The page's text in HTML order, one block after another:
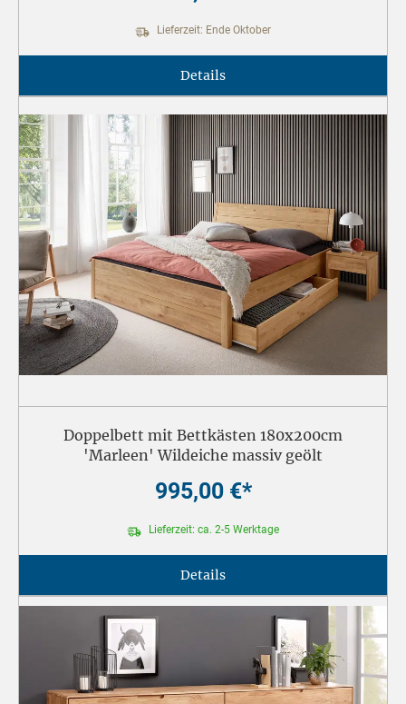
Lieferzeit: Ende Oktober
Details
Doppelbett mit Bettkästen 180x200cm
'Marleen' Wildeiche massiv geölt
995,00 €*
Lieferzeit: ca. 2-5 Werktage
Details